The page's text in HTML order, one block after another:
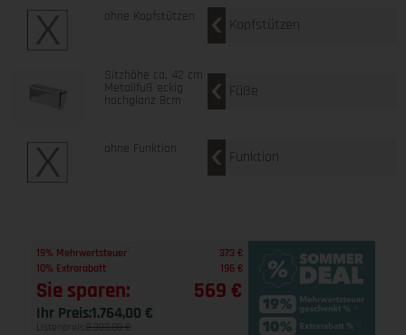
ohne Kopfstützen Kopfstützen
Sitzhöhe ca. 42 cm
Metallfuß eckig
hochglanz 8cm Füße
ohne Funktion Funktion
19% Mehrwertsteuer
373 €
10% Extrarabatt
196 €
Sie sparen: 569 €
Ihr Preis:1.764,00 €
Listenpreis: 2.333,00 €